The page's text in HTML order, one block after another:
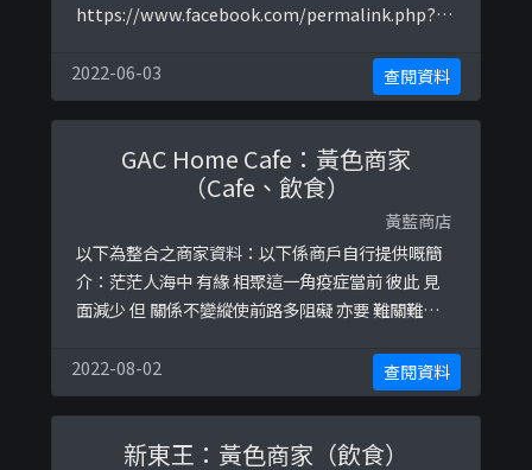
https://www.facebook.com/permalink.php?
968124140
2022-06-03 查閱資料
GAC Home Cafe：黃色商家
（Cafe、飲食）
黃藍商店
以下為整合之商家資料：以下係商戶自行提供嘅簡
介：茫茫人海中 有緣 相聚這一角疫症當前 彼此 見
面減少 但 關係不變縱使前路多阻礙 亦要 難關難過
有轉機以下係相關證明貼文：
https://www.facebook.com/110921873624978
/photos/a.114052076645291/147238766659955
/https://ww ...
2022-08-02 查閱資料
新東王：黃色商家（飲食）